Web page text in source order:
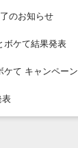
のお知らせ
ボケて結果発表
ケて キャンペーン
表